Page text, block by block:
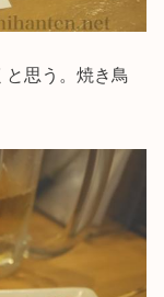
と思う。焼き鳥